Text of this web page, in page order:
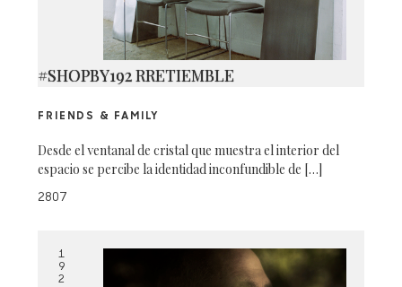
#SHOPBY192 RRETIEMBLE
FRIENDS & FAMILY
Desde el ventanal de cristal que muestra el interior del
espacio se percibe la identidad inconfundible de […]
2807
1
9
2